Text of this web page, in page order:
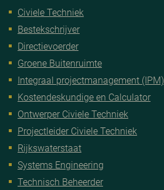
Civiele Techniek
Bestekschrijver
Directievoerder
Groene Buitenruimte
Integraal projectmanagement (IPM)
Kostendeskundige en Calculator
Ontwerper Civiele Techniek
Projectleider Civiele Techniek
Rijkswaterstaat
Systems Engineering
Technisch Beheerder